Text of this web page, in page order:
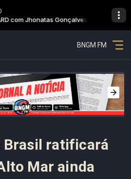
Jhonatas Gonçalves
3
BNGM FM
Brasil ratificará
Mar ainda